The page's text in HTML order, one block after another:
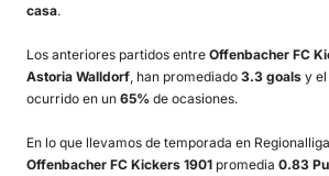
casa.
Los anteriores partidos entre Offenbacher FC
Astoria Walldorf , han promediado 3.3 goals y
ocurrido en un 65% de ocasiones.
En lo que llevamos de temporada en
Offenbacher FC Kickers 1901 promedia 0.83